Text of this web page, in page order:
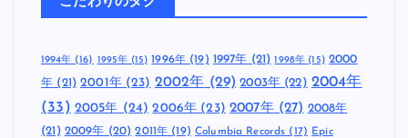
1994年(16) 1995年 (15) 1996年(19) 1997年 (21) 1998年 (15) 2000
年 (21) 2001年(23) 2002年 (29) 2003年 (22) 2004年
(33) 2005年 (24) 2006年 (23) 2007年(27) 2008年
(21) 2009年 (20) 2011年 (19) Columbia Records (17) Epic